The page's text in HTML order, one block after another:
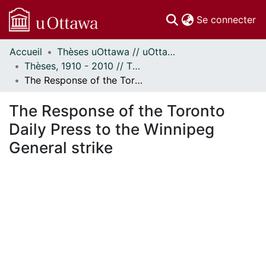
Se connecter
Communautés
et collections
Parcourir
À propos
Accueil
Thèses uOttawa // uOttawa Theses
Thèses, 1910 - 2010 // Theses, 1910 - 2010
The Response of the Toronto Daily Press to the Winnipeg General strike
The Response of the Toronto
Daily Press to the Winnipeg
General strike